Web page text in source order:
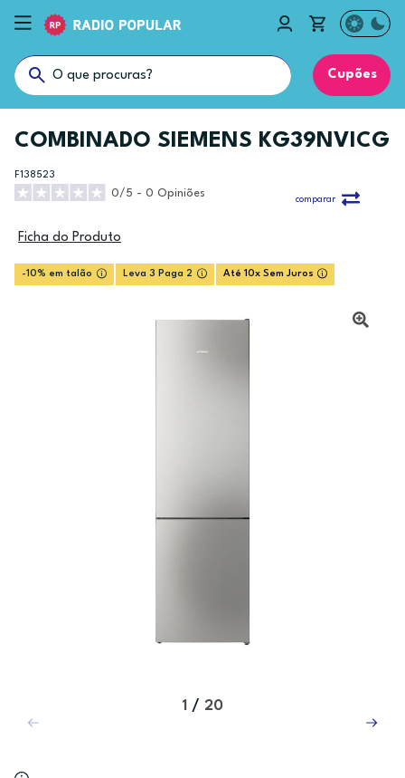
Cupões
COMBINADO SIEMENS KG39NVICG
F138523
0/5 - 0 Opiniões
comparar
Ficha do Produto
-10% em talão Leva 3 Paga 2 Até 10x Sem Juros
1 / 20